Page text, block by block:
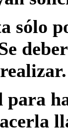
sólo